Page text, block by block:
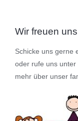
Wir freuen
Schicke uns gerne
oder rufe uns unter
mehr über unser